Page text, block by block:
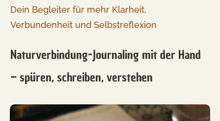
Dein Begleiter für mehr Klarheit,
Verbundenheit und Selbstreflexion
Naturverbindung-Journaling mit der Hand
– spüren, schreiben, verstehen